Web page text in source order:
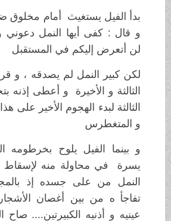
بدأ الفيل يستغيث أمام مخلوق
و قال : كفى أيها النمل دعوني
لن أتعرض إليكم في المستقبل
لكن كبير النمل لم يصدقه ، و قرر
الثالثة و الأخيرة و أعطى إذنه
الثالثة لبدء الهجوم الأخير على هذا
و المتغطرس
و بينما الفيل يلوح بخرطومه
يسرة في محاولة منه لإسقاط
النمل من على جسده إذ
تفاجأ ه من بين أغصان
عينيه و أذنيه الكبيرتين.... صاح